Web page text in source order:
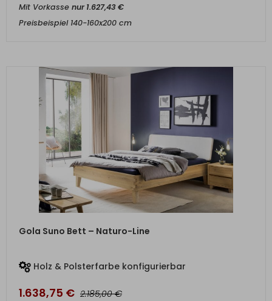
Mit Vorkasse nur1.627,43€
Preisbeispiel 140-160x200 cm
ZUM PRODUKT
Gola Suno Bett – Naturo-Line
Holz & Polsterfarbe konfigurierbar
1.638,75 € 2.185,00€